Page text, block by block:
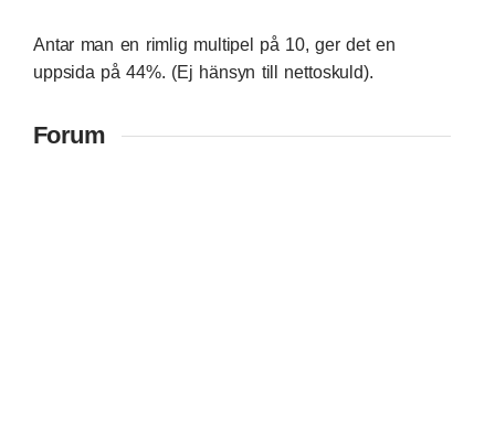
Antar man en rimlig multipel på 10, ger det en
uppsida på 44%. (Ej hänsyn till nettoskuld).
Forum